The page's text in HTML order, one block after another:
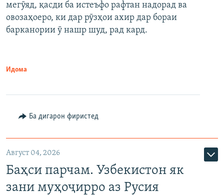
мегӯяд, қасди ба истеъфо рафтан надорад ва
овозаҳоеро, ки дар рӯзҳои ахир дар бораи
барканории ӯ нашр шуд, рад кард.
Идома
Ба дигарон фиристед
Август 04, 2026
Баҳси парчам. Узбекистон як
зани муҳоҷирро аз Русия